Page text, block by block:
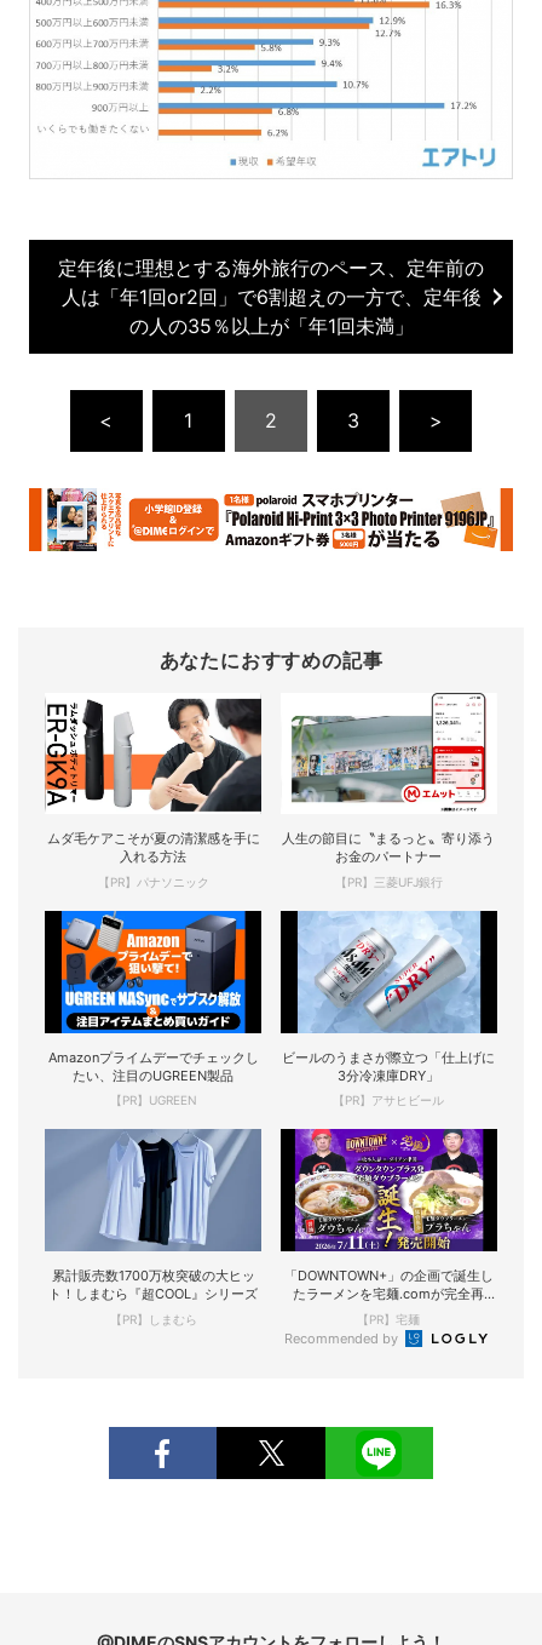
定年後に理想とする海外旅行のペース、定年前の
人は「年1回or2回」で6割超えの一方で、定年後
の人の35％以上が「年1回未満」
< 1 2 3 >
あなたにおすすめの記事
ムダ毛ケアこそが夏の清潔感を手に
入れる方法
【PR】パナソニック
人生の節目に〝まるっと〟寄り添う
お金のパートナー
【PR】三菱UFJ銀行
Amazonプライムデーでチェックし
たい、注目のUGREEN製品
【PR】UGREEN
ビールのうまさが際立つ「仕上げに
3分冷凍庫DRY」
【PR】アサヒビール
累計販売数1700万枚突破の大ヒッ
ト！しまむら『超COOL』シリーズ
【PR】しまむら
「DOWNTOWN+」の企画で誕生し
たラーメンを宅麺.comが完全再
現！
【PR】宅麺
Recommended by